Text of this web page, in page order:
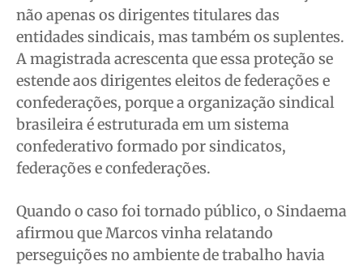
não apenas os dirigentes titulares das
entidades sindicais, mas também os suplentes.
A magistrada acrescenta que essa proteção se
estende aos dirigentes eleitos de federações e
confederações, porque a organização sindical
brasileira é estruturada em um sistema
confederativo formado por sindicatos,
federações e confederações.
Quando o caso foi tornado público, o Sindaema
afirmou que Marcos vinha relatando
perseguições no ambiente de trabalho havia